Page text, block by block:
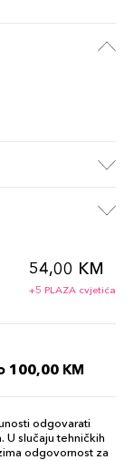
54,00 KM
+5 PLAZA cvjetića
100,00 KM
odgovarati
U slučaju tehničkih
odgovornost za